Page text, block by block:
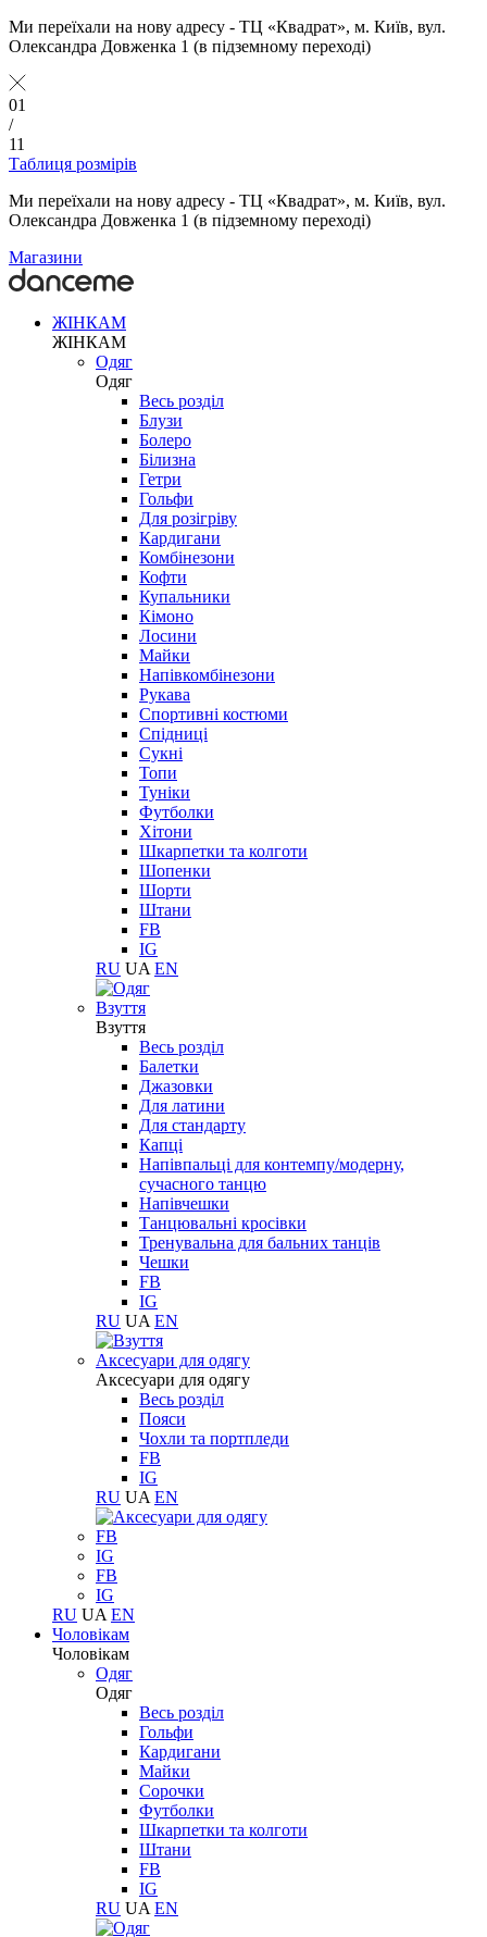
Ми переїхали на нову адресу - ТЦ «Квадрат», м. Київ, вул.
Олександра Довженка 1 (в підземному переході)
01
/
11
Таблиця розмірів
Ми переїхали на нову адресу - ТЦ «Квадрат», м. Київ, вул.
Олександра Довженка 1 (в підземному переході)
Магазини
ЖІНКАМ
ЖІНКАМ
Одяг
Одяг
Весь розділ
Блузи
Болеро
Білизна
Гетри
Гольфи
Для розігріву
Кардигани
Комбінезони
Кофти
Купальники
Кімоно
Лосини
Майки
Напівкомбінезони
Рукава
Спортивні костюми
Спідниці
Сукні
Топи
Туніки
Футболки
Хітони
Шкарпетки та колготи
Шопенки
Шорти
Штани
FB
IG
RU UA EN
Взуття
Взуття
Весь розділ
Балетки
Джазовки
Для латини
Для стандарту
Капці
Напівпальці для контемпу/модерну,
сучасного танцю
Напівчешки
Танцювальні кросівки
Тренувальна для бальних танців
Чешки
FB
IG
RU UA EN
Aксесуари для одягу
Aксесуари для одягу
Весь розділ
Пояси
Чохли та портпледи
FB
IG
RU UA EN
FB
IG
FB
IG
RU UA EN
Чоловікам
Чоловікам
Одяг
Одяг
Весь розділ
Гольфи
Кардигани
Майки
Сорочки
Футболки
Шкарпетки та колготи
Штани
FB
IG
RU UA EN